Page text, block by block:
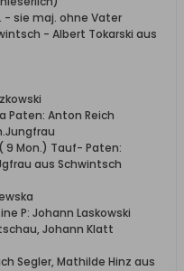
- sie maj. ohne Vater
- Albert Tokarski aus
Paten: Anton Reich
9 Mon.) Tauf- Paten:
aus Schwintsch
P: Johann Laskowski
Johann Klatt
Segler, Mathilde Hinz aus